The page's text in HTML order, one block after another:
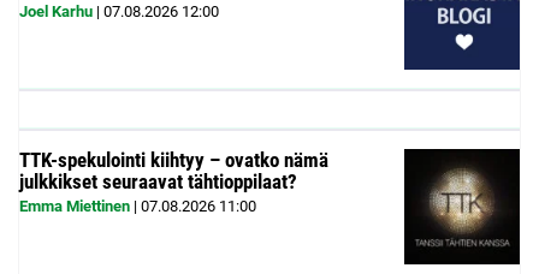
Joel Karhu | 07.08.2026 12:00
TTK-spekulointi kiihtyy – ovatko nämä
julkkikset seuraavat tähtioppilaat?
Emma Miettinen | 07.08.2026 11:00